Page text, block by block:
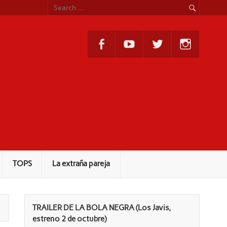
TOPS La extraña pareja
TRAILER DE LA BOLA NEGRA (Los Javis,
estreno 2 de octubre)